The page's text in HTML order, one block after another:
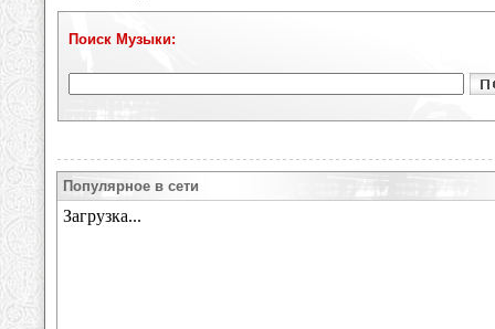
Поиск Музыки:
Популярное в сети